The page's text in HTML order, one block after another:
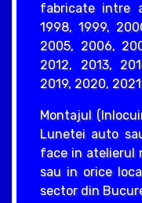
fabricate intre
1998, 1999,
2005, 2006,
2012, 2013,
2019, 2020,
Montajul
Lunetei auto
face in atelierul
sau in orice
sector din